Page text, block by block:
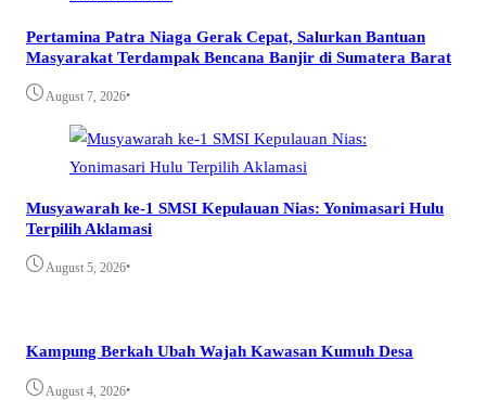
Pertamina Patra Niaga Gerak Cepat, Salurkan Bantuan
Masyarakat Terdampak Bencana Banjir di Sumatera Barat
August 7, 2026•
Musyawarah ke-1 SMSI Kepulauan Nias: Yonimasari Hulu
Terpilih Aklamasi
August 5, 2026•
Kampung Berkah Ubah Wajah Kawasan Kumuh Desa
August 4, 2026•